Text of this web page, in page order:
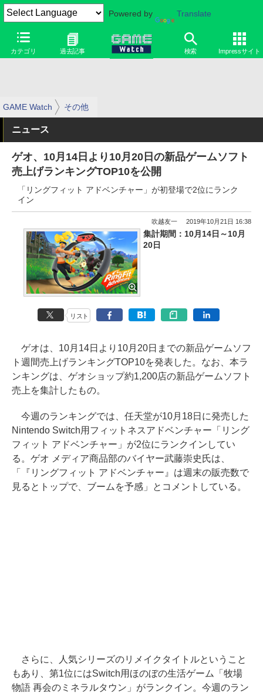
Powered by Translate
カテゴリ 過去記事 検索 Impressサイト
GAME Watch その他
ニュース
ゲオ、10月14日より10月20日の新品ゲームソフト
売上げランキングTOP10を公開
「リングフィット アドベンチャー」が初登場で2位にランク
イン
吹越友一 2019年10月21日 16:38
集計期間：10月14日～10月
20日
リスト
ゲオは、10月14日より10月20日までの新品ゲームソフ
ト週間売上げランキングTOP10を発表した。なお、本ラ
ンキングは、ゲオショップ約1,200店の新品ゲームソフト
売上を集計したもの。
今週のランキングでは、任天堂が10月18日に発売した
Nintendo Switch用フィットネスアドベンチャー「リング
フィット アドベンチャー」が2位にランクインしてい
る。ゲオ メディア商品部のバイヤー武藤崇史氏は、
「『リングフィット アドベンチャー』は週末の販売数で
見るとトップで、ブームを予感」とコメントしている。
さらに、人気シリーズのリメイクタイトルということ
もあり、第1位にはSwitch用ほのぼの生活ゲーム「牧場
物語 再会のミネラルタウン」がランクイン。今週のラン